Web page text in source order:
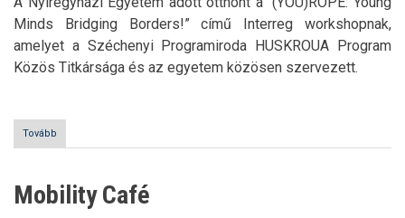
Minds Bridging Borders!” című Interreg workshopnak,
amelyet a Széchenyi Programiroda HUSKROUA Program
Közös Titkársága és az egyetem közösen szervezett.
Tovább
Young
Borders!
Interreg
Mobility Café